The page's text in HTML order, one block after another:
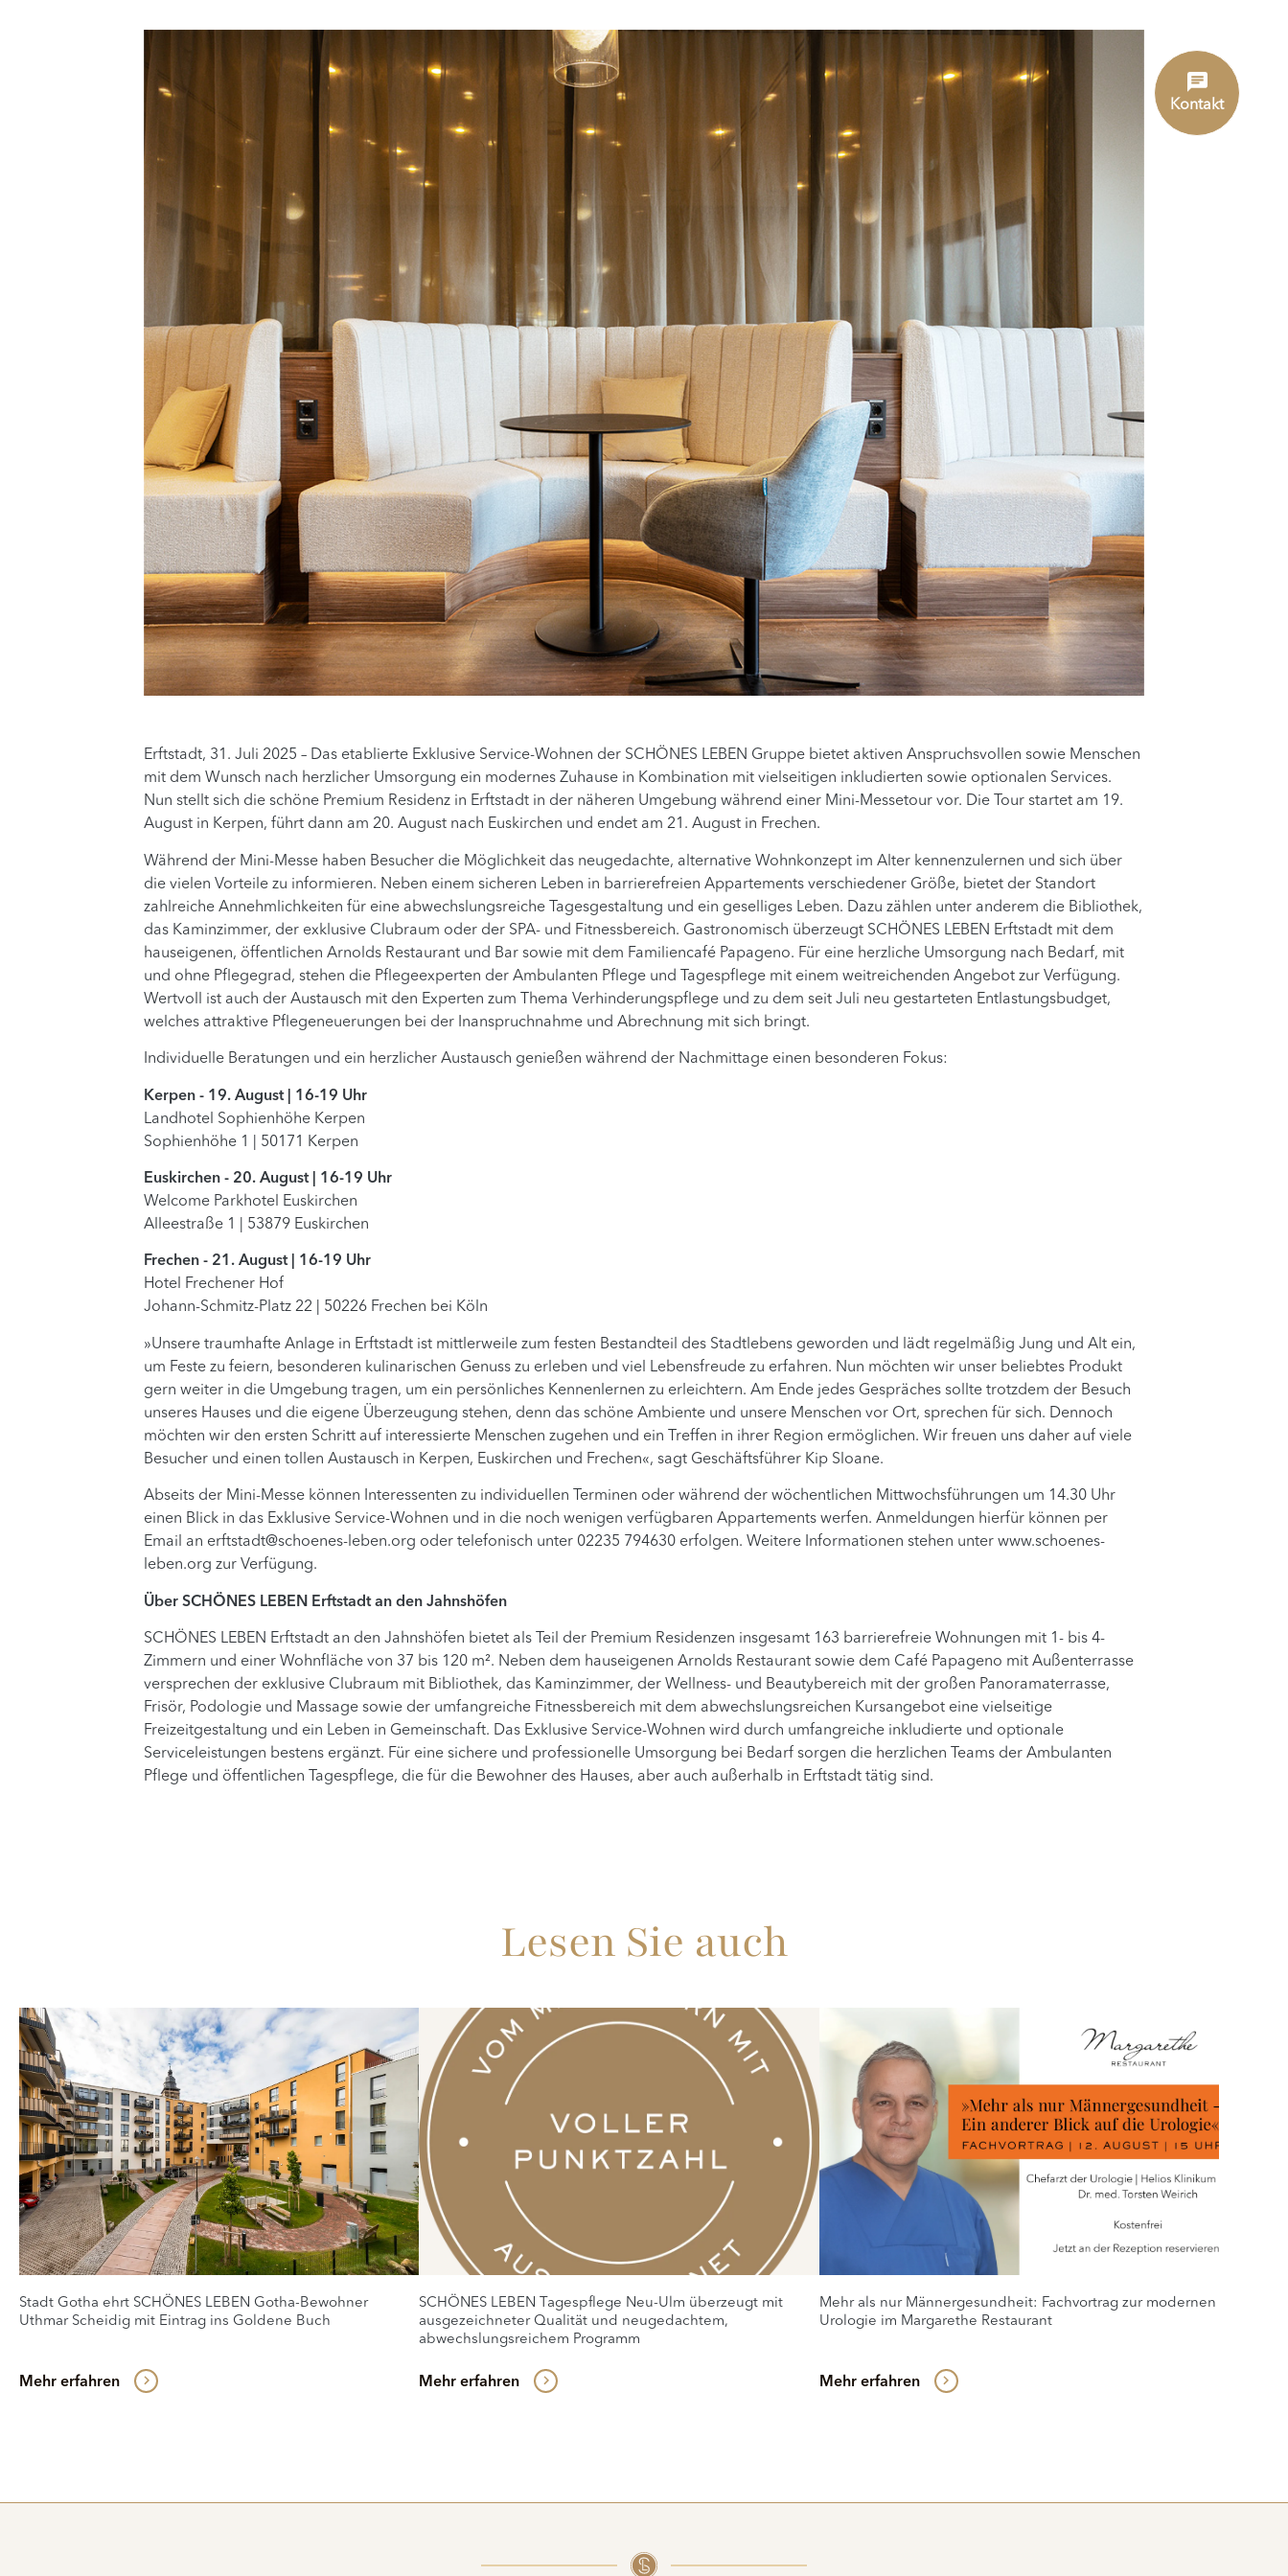
Erftstadt, 31. Juli 2025 – Das etablierte Exklusive Service-Wohnen der SCHÖNES LEBEN Gruppe bietet aktiven Anspruchsvollen sowie Menschen
mit dem Wunsch nach herzlicher Umsorgung ein modernes Zuhause in Kombination mit vielseitigen inkludierten sowie optionalen Services.
Nun stellt sich die schöne Premium Residenz in Erftstadt in der näheren Umgebung während einer Mini-Messetour vor. Die Tour startet am 19.
August in Kerpen, führt dann am 20. August nach Euskirchen und endet am 21. August in Frechen.
Während der Mini-Messe haben Besucher die Möglichkeit das neugedachte, alternative Wohnkonzept im Alter kennenzulernen und sich über
die vielen Vorteile zu informieren. Neben einem sicheren Leben in barrierefreien Appartements verschiedener Größe, bietet der Standort
zahlreiche Annehmlichkeiten für eine abwechslungsreiche Tagesgestaltung und ein geselliges Leben. Dazu zählen unter anderem die Bibliothek,
das Kaminzimmer, der exklusive Clubraum oder der SPA- und Fitnessbereich. Gastronomisch überzeugt SCHÖNES LEBEN Erftstadt mit dem
hauseigenen, öffentlichen Arnolds Restaurant und Bar sowie mit dem Familiencafé Papageno. Für eine herzliche Umsorgung nach Bedarf, mit
und ohne Pflegegrad, stehen die Pflegeexperten der Ambulanten Pflege und Tagespflege mit einem weitreichenden Angebot zur Verfügung.
Wertvoll ist auch der Austausch mit den Experten zum Thema Verhinderungspflege und zu dem seit Juli neu gestarteten Entlastungsbudget,
welches attraktive Pflegeneuerungen bei der Inanspruchnahme und Abrechnung mit sich bringt.
Individuelle Beratungen und ein herzlicher Austausch genießen während der Nachmittage einen besonderen Fokus:
Kerpen - 19. August | 16-19 Uhr
Landhotel Sophienhöhe Kerpen
Sophienhöhe 1 | 50171 Kerpen
Euskirchen - 20. August | 16-19 Uhr
Welcome Parkhotel Euskirchen
Alleestraße 1 | 53879 Euskirchen
Frechen - 21. August | 16-19 Uhr
Hotel Frechener Hof
Johann-Schmitz-Platz 22 | 50226 Frechen bei Köln
»Unsere traumhafte Anlage in Erftstadt ist mittlerweile zum festen Bestandteil des Stadtlebens geworden und lädt regelmäßig Jung und Alt ein,
um Feste zu feiern, besonderen kulinarischen Genuss zu erleben und viel Lebensfreude zu erfahren. Nun möchten wir unser beliebtes Produkt
gern weiter in die Umgebung tragen, um ein persönliches Kennenlernen zu erleichtern. Am Ende jedes Gespräches sollte trotzdem der Besuch
unseres Hauses und die eigene Überzeugung stehen, denn das schöne Ambiente und unsere Menschen vor Ort, sprechen für sich. Dennoch
möchten wir den ersten Schritt auf interessierte Menschen zugehen und ein Treffen in ihrer Region ermöglichen. Wir freuen uns daher auf viele
Besucher und einen tollen Austausch in Kerpen, Euskirchen und Frechen«, sagt Geschäftsführer Kip Sloane.
Abseits der Mini-Messe können Interessenten zu individuellen Terminen oder während der wöchentlichen Mittwochsführungen um 14.30 Uhr
einen Blick in das Exklusive Service-Wohnen und in die noch wenigen verfügbaren Appartements werfen. Anmeldungen hierfür können per
Email an erftstadt@schoenes-leben.org oder telefonisch unter 02235 794630 erfolgen. Weitere Informationen stehen unter www.schoenes-
leben.org zur Verfügung.
Über SCHÖNES LEBEN Erftstadt an den Jahnshöfen
SCHÖNES LEBEN Erftstadt an den Jahnshöfen bietet als Teil der Premium Residenzen insgesamt 163 barrierefreie Wohnungen mit 1- bis 4-
Zimmern und einer Wohnfläche von 37 bis 120 m². Neben dem hauseigenen Arnolds Restaurant sowie dem Café Papageno mit Außenterrasse
versprechen der exklusive Clubraum mit Bibliothek, das Kaminzimmer, der Wellness- und Beautybereich mit der großen Panoramaterrasse,
Frisör, Podologie und Massage sowie der umfangreiche Fitnessbereich mit dem abwechslungsreichen Kursangebot eine vielseitige
Freizeitgestaltung und ein Leben in Gemeinschaft. Das Exklusive Service-Wohnen wird durch umfangreiche inkludierte und optionale
Serviceleistungen bestens ergänzt. Für eine sichere und professionelle Umsorgung bei Bedarf sorgen die herzlichen Teams der Ambulanten
Pflege und öffentlichen Tagespflege, die für die Bewohner des Hauses, aber auch außerhalb in Erftstadt tätig sind.
Lesen Sie auch
Stadt Gotha ehrt SCHÖNES LEBEN Gotha-Bewohner
Uthmar Scheidig mit Eintrag ins Goldene Buch
Mehr erfahren
SCHÖNES LEBEN Tagespflege Neu-Ulm überzeugt mit
ausgezeichneter Qualität und neugedachtem,
abwechslungsreichem Programm
Mehr erfahren
Mehr als nur Männergesundheit: Fachvortrag zur modernen
Urologie im Margarethe Restaurant
Mehr erfahren
Kontakt